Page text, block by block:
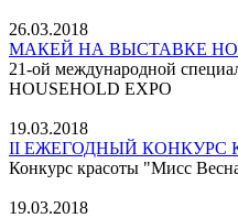
26.03.2018
МАКЕЙ НА ВЫСТАВКЕ
21-ой международной
HOUSEHOLD EXPO
19.03.2018
II ЕЖЕГОДНЫЙ КОНКУРС
Конкурс красоты "Мисс
19.03.2018